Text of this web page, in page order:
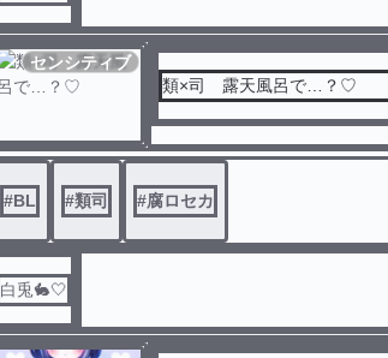
センシティブ
類×司 露天風呂で…？♡
#BL #類司 #腐ロセカ
白兎🐇🤍